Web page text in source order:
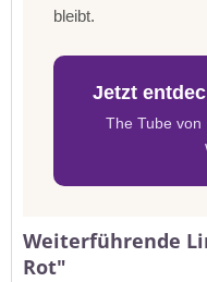
bleibt.
Jetzt
The Tube von
Weiterführende
Rot"